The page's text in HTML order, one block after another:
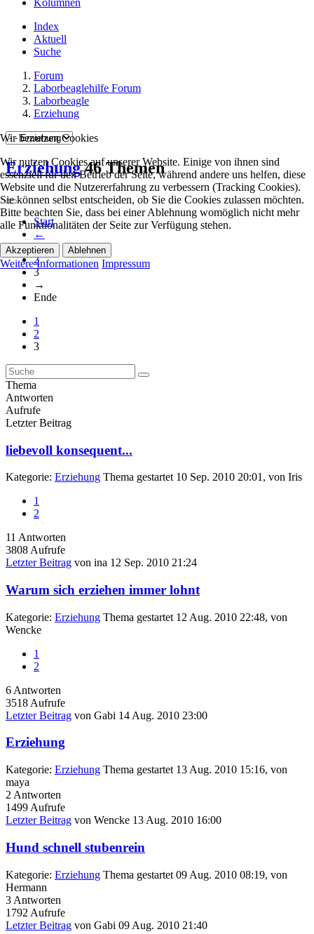
Kolumnen
Index
Aktuell
Suche
Forum
Laborbeaglehilfe Forum
Laborbeagle
Erziehung
Erziehung 46 Themen
Start
←
1
2
3
→
Ende
1
2
3
Thema
Antworten
Aufrufe
Letzter Beitrag
liebevoll konsequent...
Kategorie: Erziehung Thema gestartet 10 Sep. 2010 20:01, von Iris
1
2
11 Antworten
3808 Aufrufe
Letzter Beitrag von ina 12 Sep. 2010 21:24
Warum sich erziehen immer lohnt
Kategorie: Erziehung Thema gestartet 12 Aug. 2010 22:48, von
Wencke
1
2
6 Antworten
3518 Aufrufe
Letzter Beitrag von Gabi 14 Aug. 2010 23:00
Erziehung
Kategorie: Erziehung Thema gestartet 13 Aug. 2010 15:16, von
maya
2 Antworten
1499 Aufrufe
Letzter Beitrag von Wencke 13 Aug. 2010 16:00
Hund schnell stubenrein
Kategorie: Erziehung Thema gestartet 09 Aug. 2010 08:19, von
Hermann
3 Antworten
1792 Aufrufe
Letzter Beitrag von Gabi 09 Aug. 2010 21:40
Wir benutzen Cookies
Wir nutzen Cookies auf unserer Website. Einige von ihnen sind
essenziell für den Betrieb der Seite, während andere uns helfen, diese
Website und die Nutzererfahrung zu verbessern (Tracking Cookies).
Sie können selbst entscheiden, ob Sie die Cookies zulassen möchten.
Bitte beachten Sie, dass bei einer Ablehnung womöglich nicht mehr
alle Funktionalitäten der Seite zur Verfügung stehen.
Akzeptieren Ablehnen
Weitere Informationen Impressum